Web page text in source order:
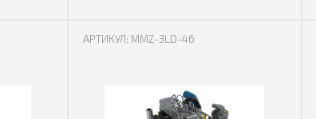
АРТИКУЛ: MMZ-3LD-46